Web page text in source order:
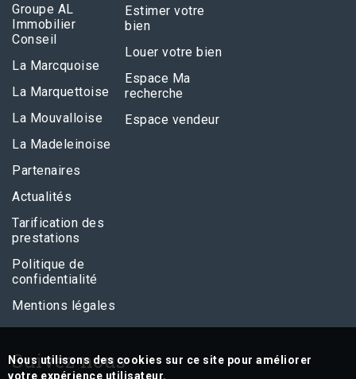
Groupe AL
Immobilier
Conseil
La Marcquoise
La Marquettoise
La Mouvalloise
La Madeleinoise
Partenaires
Actualités
Tarification des
prestations
Politique de
confidentialité
Mentions légales
Estimer votre
bien
Louer votre bien
Espace Ma
recherche
Espace vendeur
Suivez nous
Nous utilisons des cookies sur ce site pour améliorer
votre expérience utilisateur.